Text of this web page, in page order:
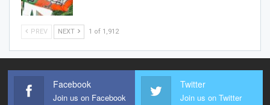
PREV NEXT 1 of 1,912
Facebook
Join us on Facebook
Twitter
Join us on Twitter